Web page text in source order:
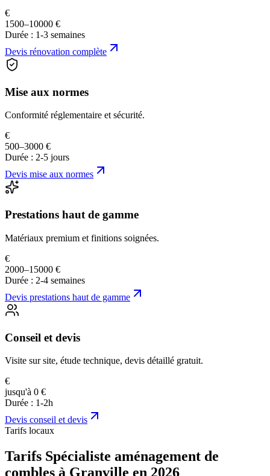
€
1500–10000 €
Durée : 1-3 semaines
Devis rénovation complète
Mise aux normes
Conformité réglementaire et sécurité.
€
500–3000 €
Durée : 2-5 jours
Devis mise aux normes
Prestations haut de gamme
Matériaux premium et finitions soignées.
€
2000–15000 €
Durée : 2-4 semaines
Devis prestations haut de gamme
Conseil et devis
Visite sur site, étude technique, devis détaillé gratuit.
€
jusqu'à 0 €
Durée : 1-2h
Devis conseil et devis
Tarifs locaux
Tarifs Spécialiste aménagement de
combles à Granville en 2026